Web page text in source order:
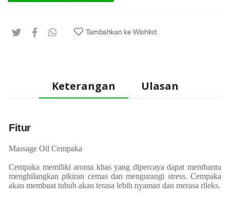
Tambahkan ke Wishlist
Keterangan Ulasan
Fitur
Massage Oil Cempaka
Cempaka memiliki aroma khas yang dipercaya dapat membantu
menghilangkan pikiran cemas dan mengurangi stress. Cempaka
akan membuat tubuh akan terasa lebih nyaman dan merasa rileks.